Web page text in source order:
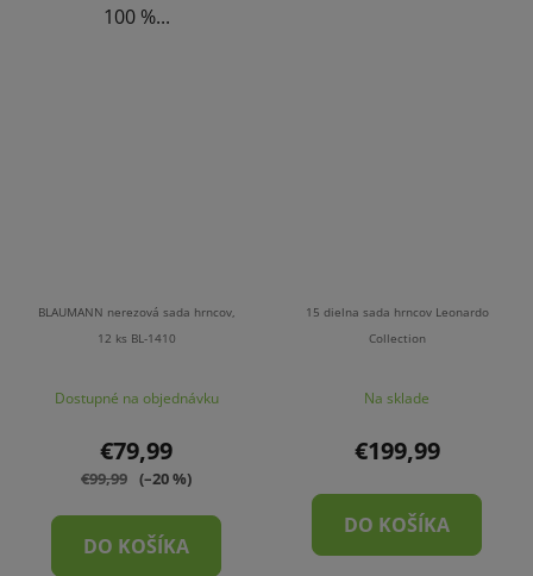
100 %...
BLAUMANN nerezová sada hrncov,
12 ks BL-1410
Dostupné na objednávku
€79,99
€99,99 (–20 %)
DO KOŠÍKA
15 dielna sada hrncov Leonardo
Collection
Na sklade
€199,99
DO KOŠÍKA